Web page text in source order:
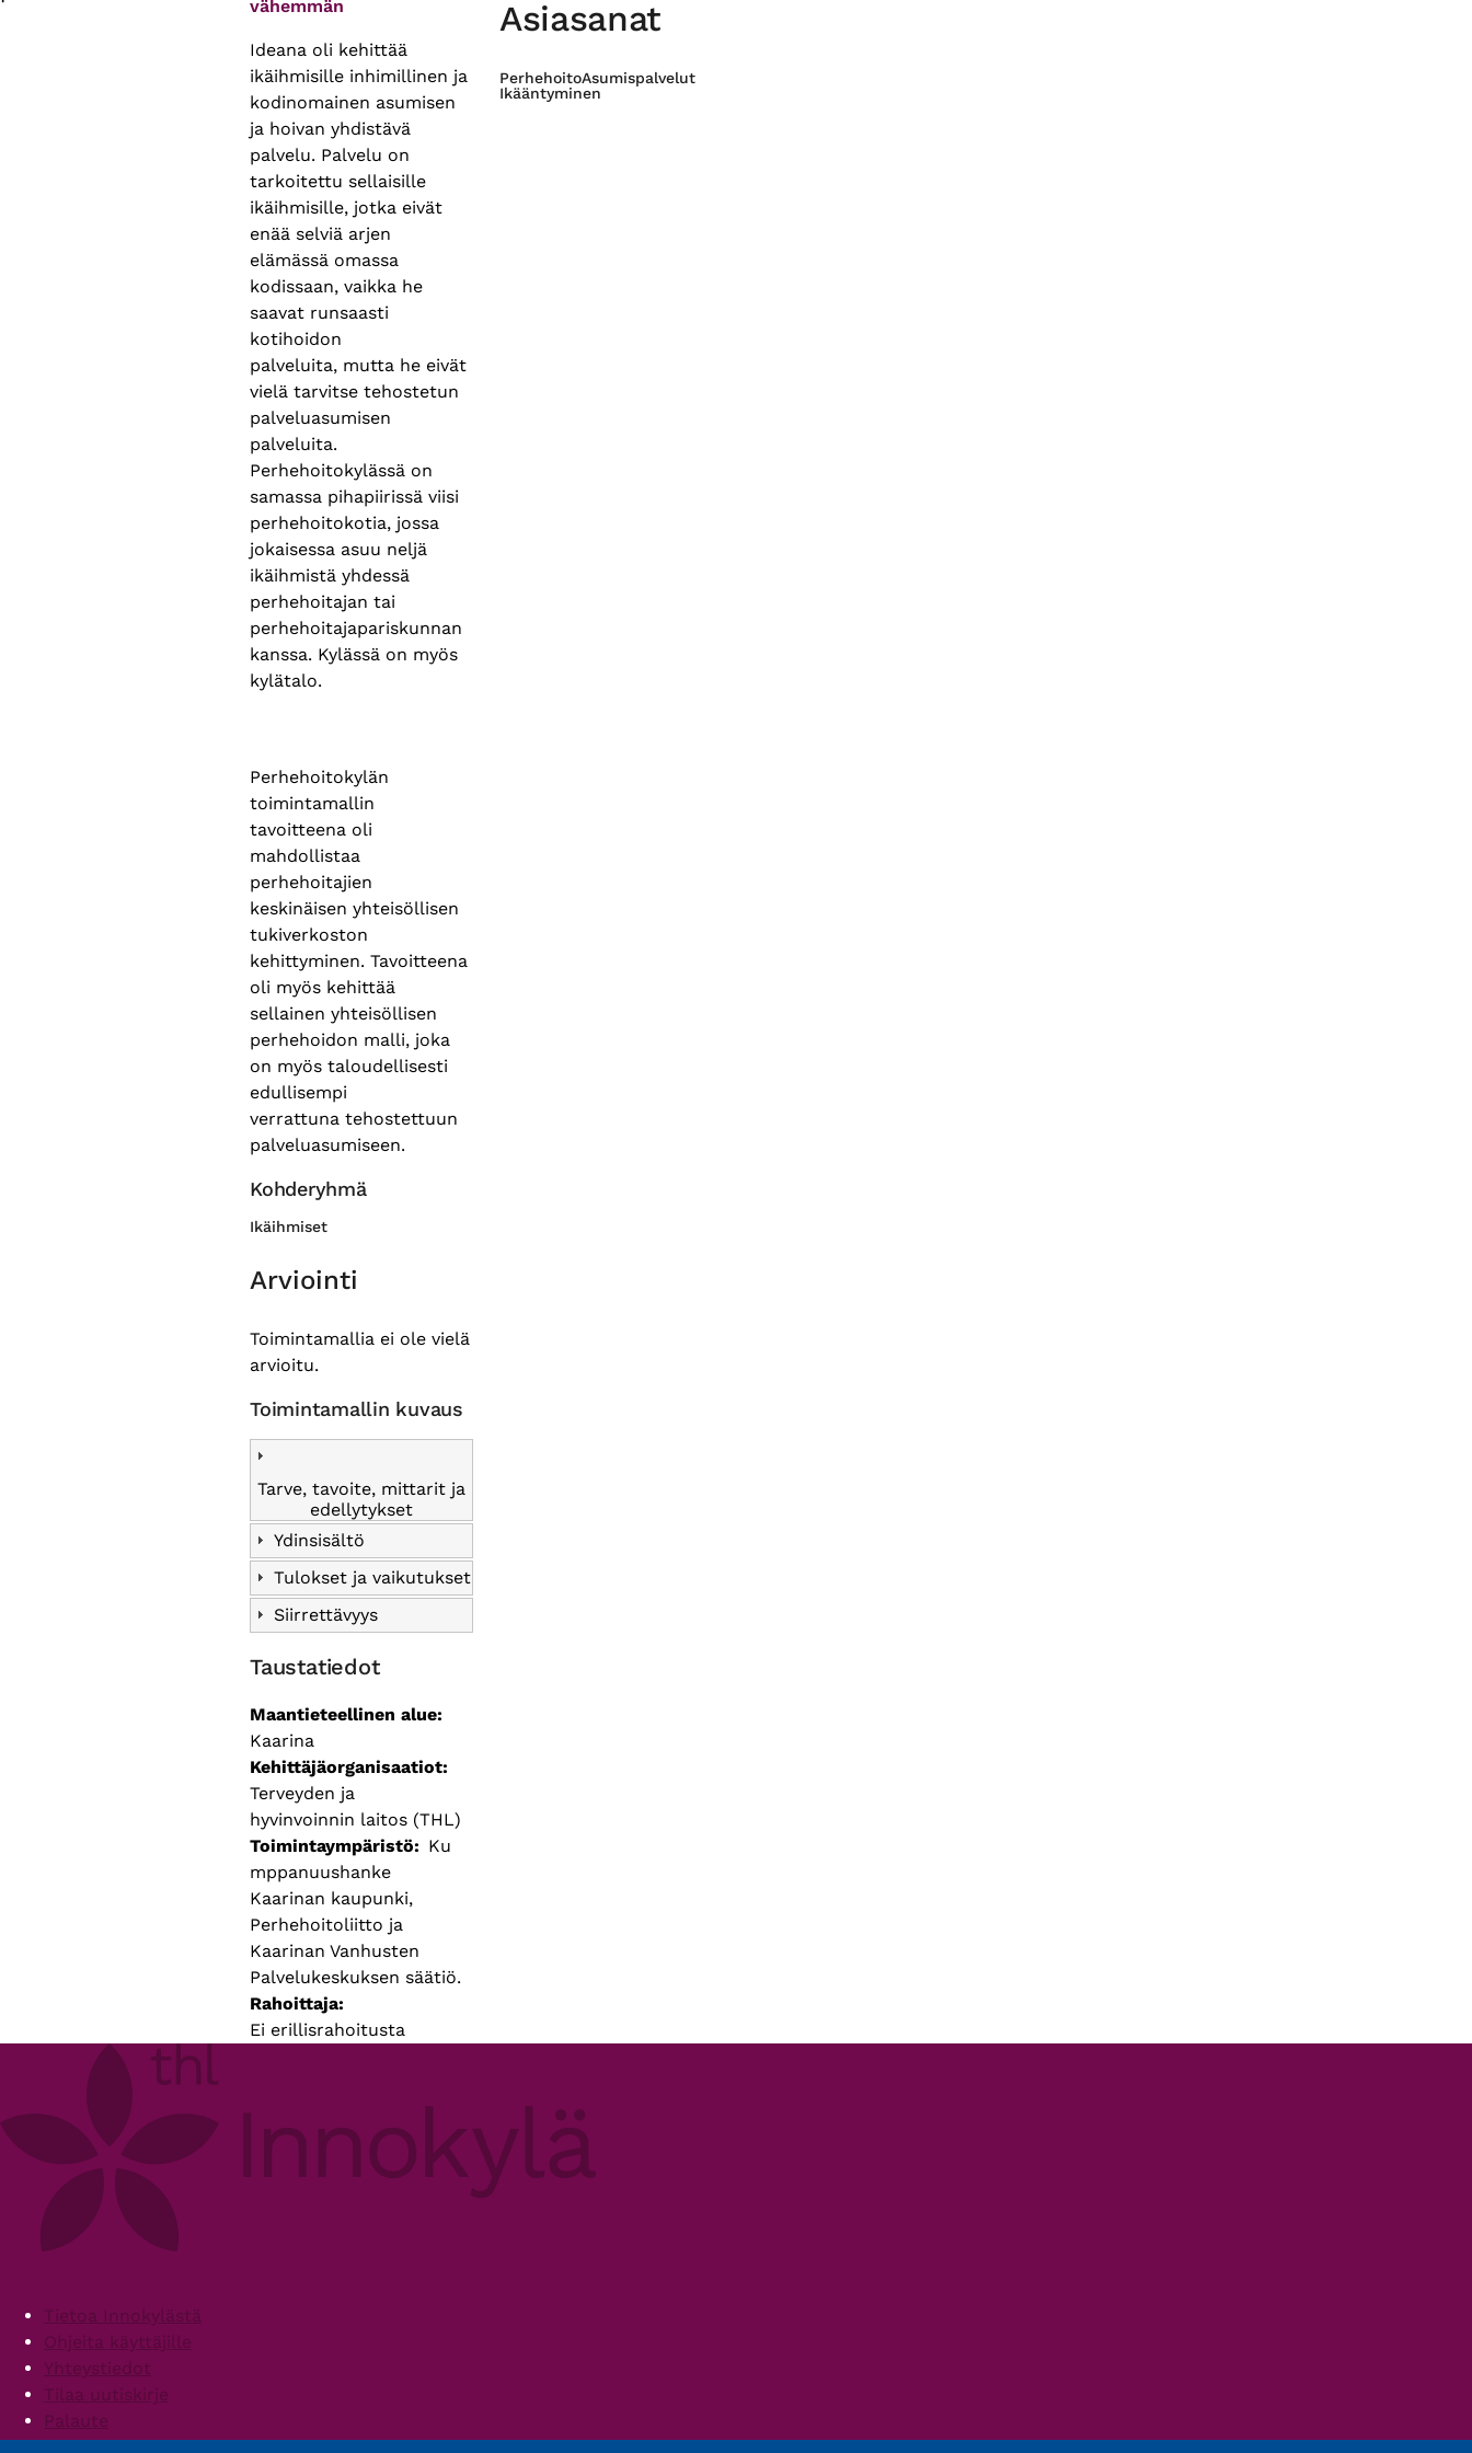
vähemmän
Ideana oli kehittää
ikäihmisille inhimillinen ja
kodinomainen asumisen
ja hoivan yhdistävä
palvelu. Palvelu on
tarkoitettu sellaisille
ikäihmisille, jotka eivät
enää selviä arjen
elämässä omassa
kodissaan, vaikka he
saavat runsaasti
kotihoidon
palveluita, mutta he eivät
vielä tarvitse tehostetun
palveluasumisen
palveluita.
Perhehoitokylässä on
samassa pihapiirissä viisi
perhehoitokotia, jossa
jokaisessa asuu neljä
ikäihmistä yhdessä
perhehoitajan tai
perhehoitajapariskunnan
kanssa. Kylässä on myös
kylätalo.
Perhehoitokylän
toimintamallin
tavoitteena oli
mahdollistaa
perhehoitajien
keskinäisen yhteisöllisen
tukiverkoston
kehittyminen. Tavoitteena
oli myös kehittää
sellainen yhteisöllisen
perhehoidon malli, joka
on myös taloudellisesti
edullisempi
verrattuna tehostettuun
palveluasumiseen.
Kohderyhmä
Ikäihmiset
Arviointi
Toimintamallia ei ole vielä
arvioitu.
Toimintamallin kuvaus
Tarve, tavoite, mittarit ja
edellytykset
Ydinsisältö
Tulokset ja vaikutukset
Siirrettävyys
Taustatiedot
Maantieteellinen alue
Kaarina
Kehittäjäorganisaatiot
Terveyden ja
hyvinvoinnin laitos (THL)
Toimintaympäristö
Ku
mppanuushanke
Kaarinan kaupunki,
Perhehoitoliitto ja
Kaarinan Vanhusten
Palvelukeskuksen säätiö.
Rahoittaja
Ei erillisrahoitusta
Asiasanat
PerhehoitoAsumispalvelut
Ikääntyminen
FooterTietoa Innokylästä
Ohjeita käyttäjille
Yhteystiedot
Tilaa uutiskirje
Palaute
Palvelun käyttöehdot